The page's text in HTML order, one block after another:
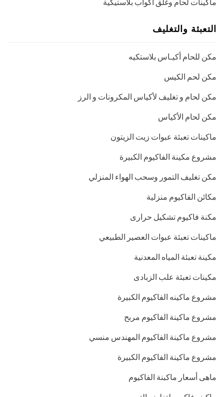
التعبئة والتغليف
مكن للحام أكيـاس بلاستكيه
مكن لحم الكيس
مكن لحام و تغليف لأكياس المكرونات و الرز
مكن لحام الأكياس
ماكينات تعبئة عبوات زيت الزيتون
مشروع مكينة الفاكيوم الكبيرة
مكن تغليف التمور وسحب الهواء المنزلي
مكائن الفاكيوم منزلية
مكنة فاكيوم تشكيل حرارى
ماكينات تعبئة عبوات العصير الطبيعي
مكينة تعبئة المياه المعدنية
مكينات تعبئة علب الزبادى
مشروع ماكينه الفاكيوم الكبيرة
مشروع ماكينة الفاكيوم مربح
مشروع ماكينة الفاكيوم المهندس منسي
مشروع ماكينة الفاكيوم الكبيرة
ماهى أسعار ماكبنة الفاكيوم